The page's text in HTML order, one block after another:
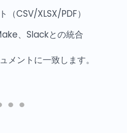
（CSV/XLSX/PDF）
、Slackとの統合
メントに一致します。